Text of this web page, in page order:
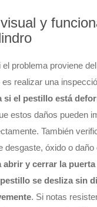
y
problema proviene
realizar una
si el pestillo está
estos daños pueden
También
desgaste, óxido o daño
abrir y cerrar la
se desliza sin
. Si notas